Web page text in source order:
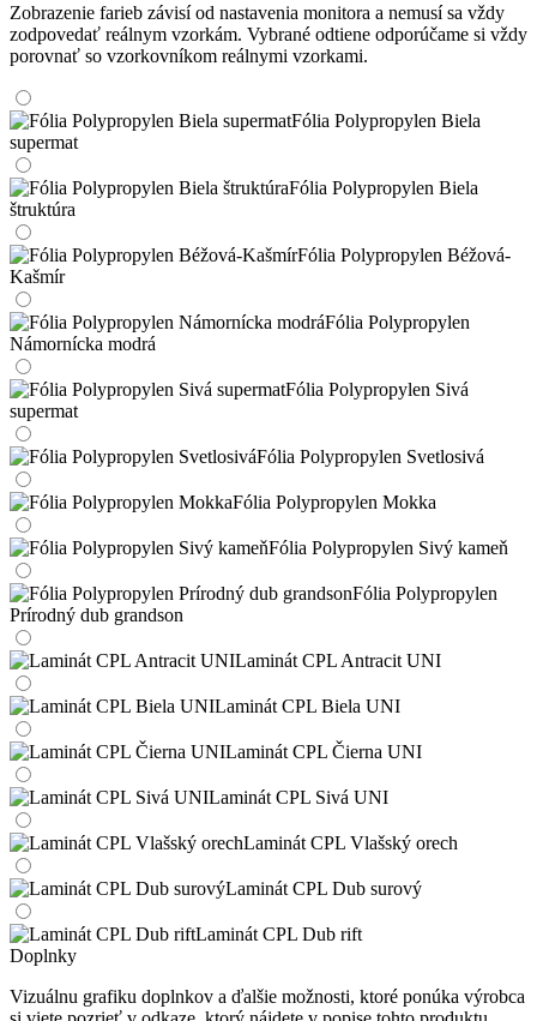
Zobrazenie farieb závisí od nastavenia monitora a nemusí sa vždy
zodpovedať reálnym vzorkám. Vybrané odtiene odporúčame si vždy
porovnať so vzorkovníkom reálnymi vzorkami.
Fólia Polypropylen Biela
supermat
Fólia Polypropylen Biela
štruktúra
Fólia Polypropylen Béžová-
Kašmír
Fólia Polypropylen
Námornícka modrá
Fólia Polypropylen Sivá
supermat
Fólia Polypropylen Svetlosivá
Fólia Polypropylen Mokka
Fólia Polypropylen Sivý kameň
Fólia Polypropylen
Prírodný dub grandson
Laminát CPL Antracit UNI
Laminát CPL Biela UNI
Laminát CPL Čierna UNI
Laminát CPL Sivá UNI
Laminát CPL Vlašský orech
Laminát CPL Dub surový
Laminát CPL Dub rift
Doplnky
Vizuálnu grafiku doplnkov a ďalšie možnosti, ktoré ponúka výrobca